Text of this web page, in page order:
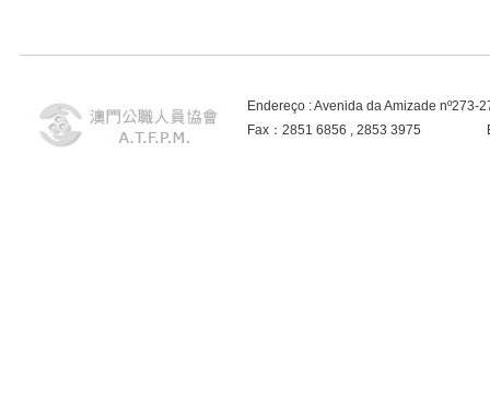
Endereço : Avenida da Amizade
Fax：2851 6856 , 2853 3975